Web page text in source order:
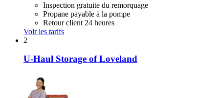
Inspection gratuite du remorquage
Propane payable à la pompe
Retour client 24 heures
Voir les tarifs
2
U-Haul Storage of Loveland